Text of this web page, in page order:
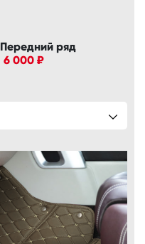
Передний ряд
6 000 ₽